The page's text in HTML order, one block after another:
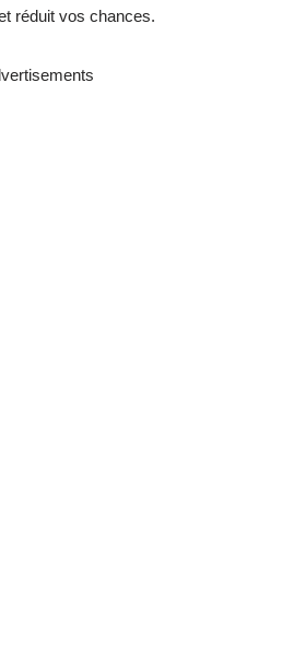
réduit vos chances.